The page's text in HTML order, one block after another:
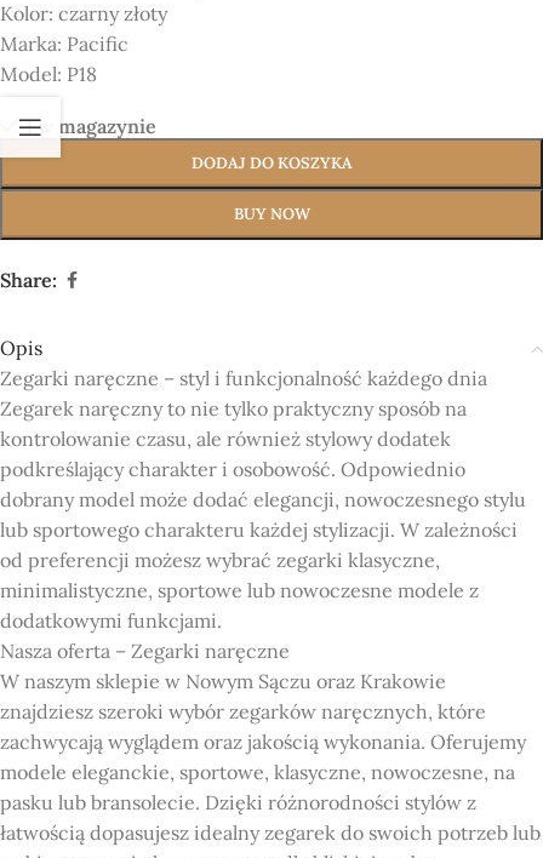
Kolor: czarny złoty
Marka: Pacific
Model: P18
1 w magazynie
DODAJ DO KOSZYKA
BUY NOW
Share:
Opis
Zegarki naręczne – styl i funkcjonalność każdego dnia
Zegarek naręczny to nie tylko praktyczny sposób na
kontrolowanie czasu, ale również stylowy dodatek
podkreślający charakter i osobowość. Odpowiednio
dobrany model może dodać elegancji, nowoczesnego stylu
lub sportowego charakteru każdej stylizacji. W zależności
od preferencji możesz wybrać zegarki klasyczne,
minimalistyczne, sportowe lub nowoczesne modele z
dodatkowymi funkcjami.
Nasza oferta – Zegarki naręczne
W naszym sklepie w Nowym Sączu oraz Krakowie
znajdziesz szeroki wybór zegarków naręcznych, które
zachwycają wyglądem oraz jakością wykonania. Oferujemy
modele eleganckie, sportowe, klasyczne, nowoczesne, na
pasku lub bransolecie. Dzięki różnorodności stylów z
łatwością dopasujesz idealny zegarek do swoich potrzeb lub